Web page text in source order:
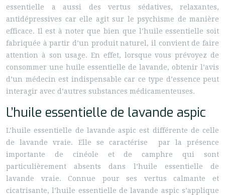
essentielle a aussi des vertus sédatives, relaxantes,
antidépressives car elle agit sur le psychisme de manière
efficace. Il est à noter que bien que l’huile essentielle soit
fabriquée à partir d’un produit naturel, il convient de faire
attention à son usage. En effet, lorsque vous prévoyez de
consommer une huile essentielle de lavande, obtenir l’avis
d’un médecin est indispensable car ce type d’essence peut
interagir avec d’autres substances médicamenteuses.
L’huile essentielle de lavande aspic
L’huile essentielle de lavande aspic est différente de celle
de lavande vraie. Elle se caractérise par la présence
importante de cinéole et de camphre qui sont
particulièrement absents dans l’huile essentielle de
lavande vraie. Connue pour ses vertus calmante et
cicatrisante, l’huile essentielle de lavande aspic s’applique